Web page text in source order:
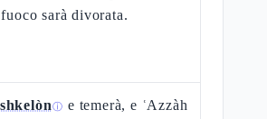
sarà divorata.
ⓘ e temerà, e ʿAzzàh